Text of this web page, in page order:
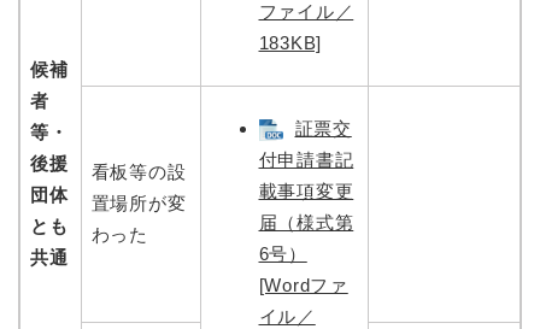
候補
者
等・
後援
団体
とも
共通
ファイル／
183KB]
看板等の設
置場所が変
わった
証票交
付申請書記
載事項変更
届（様式第
6号）
[Wordファ
イル／